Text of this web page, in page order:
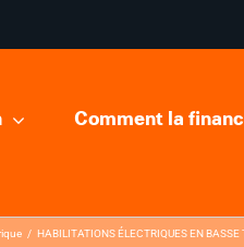
Comment la
HABILITATIONS ÉLECTRIQUES EN